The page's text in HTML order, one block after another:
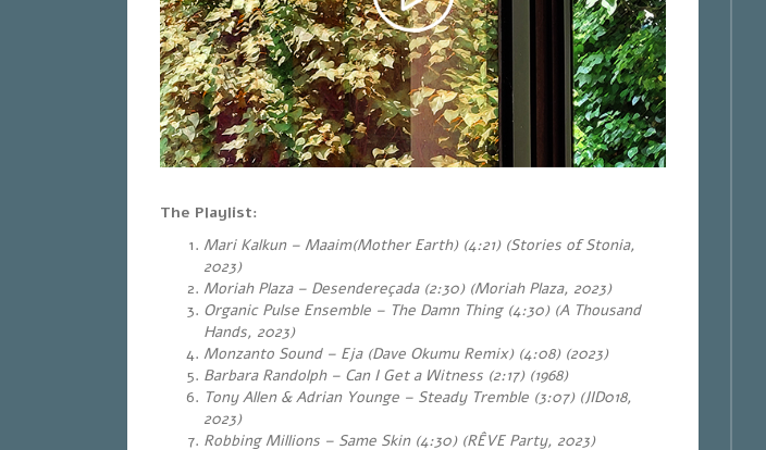
The Playlist:
Mari Kalkun – Maaim(Mother Earth) (4:21) (Stories of Stonia,
2023)
Moriah Plaza – Desendereçada (2:30) (Moriah Plaza, 2023)
Organic Pulse Ensemble – The Damn Thing (4:30) (A Thousand
Hands, 2023)
Monzanto Sound – Eja (Dave Okumu Remix) (4:08) (2023)
Barbara Randolph – Can I Get a Witness (2:17) (1968)
Tony Allen & Adrian Younge – Steady Tremble (3:07) (JID018,
2023)
Robbing Millions – Same Skin (4:30) (RÊVE Party, 2023)